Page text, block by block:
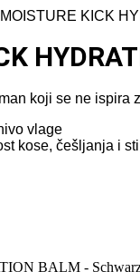
KICK
koji se ne ispira
vlage
kose, češljanja i
BALM -